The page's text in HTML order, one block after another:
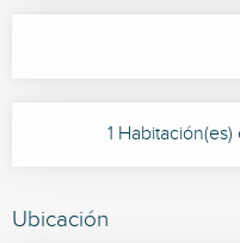
1
Ubicación